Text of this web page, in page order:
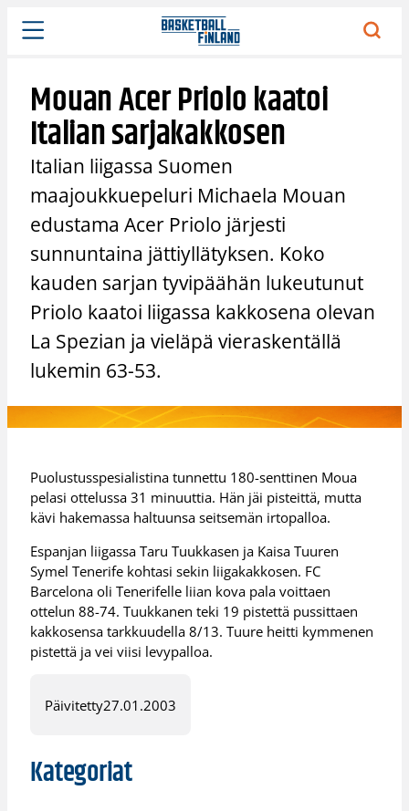
Siirry
sisältöön
Mouan Acer Priolo kaatoi
Italian sarjakakkosen
Italian liigassa Suomen
maajoukkuepeluri Michaela Mouan
edustama Acer Priolo järjesti
sunnuntaina jättiyllätyksen. Koko
kauden sarjan tyvipäähän lukeutunut
Priolo kaatoi liigassa kakkosena olevan
La Spezian ja vieläpä vieraskentällä
lukemin 63-53.
Puolustusspesialistina tunnettu 180-senttinen Moua
pelasi ottelussa 31 minuuttia. Hän jäi pisteittä, mutta
kävi hakemassa haltuunsa seitsemän irtopalloa.
Espanjan liigassa Taru Tuukkasen ja Kaisa Tuuren
Symel Tenerife kohtasi sekin liigakakkosen. FC
Barcelona oli Tenerifelle liian kova pala voittaen
ottelun 88-74. Tuukkanen teki 19 pistettä pussittaen
kakkosensa tarkkuudella 8/13. Tuure heitti kymmenen
pistettä ja vei viisi levypalloa.
Päivitetty27.01.2003
Kategoriat